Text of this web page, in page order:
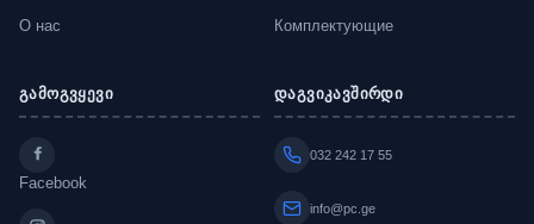
О нас
Комплектующие
გამოგვყევი
Facebook
დაგვიკავშირდი
032 242 17 55
info@pc.ge